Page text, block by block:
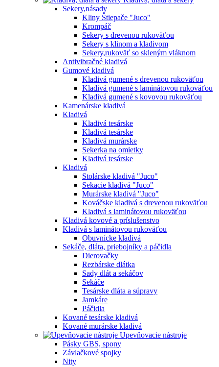
Sekery,násady
Kliny Štiepače "Juco"
Krompáč
Sekery s drevenou rukoväťou
Sekery s klinom a kladivom
Sekery,rukoväť so skleným vláknom
Antivibračné kladivá
Gumové kladivá
Kladivá gumené s drevenou rukoväťou
Kladivá gumené s laminátovou rukoväťou
Kladivá gumené s kovovou rukoväťou
Kamenárske kladivá
Kladivá
Kladivá tesárske
Kladivá tesárske
Kladivá murárske
Sekerka na omietky
Kladivá tesárske
Kladivá
Stolárske kladivá "Juco"
Sekacie kladivá "Juco"
Murárske kladivá "Juco"
Kováčske kladivá s drevenou rukoväťou
Kladivá s laminátovou rukoväťou
Kladivá kovové a príslušenstvo
Kladivá s laminátovou rukoväťou
Obuvnícke kladivá
Sekáče, dláta, priebojníky a páčidla
Dierovačky
Rezbárske dlátka
Sady dlát a sekáčov
Sekáče
Tesárske dláta a súpravy
Jamkáre
Páčidla
Kované tesárske kladivá
Kované murárske kladivá
Upevňovacie nástroje
Pásky GBS, spony
Závlačkové spojky
Nity